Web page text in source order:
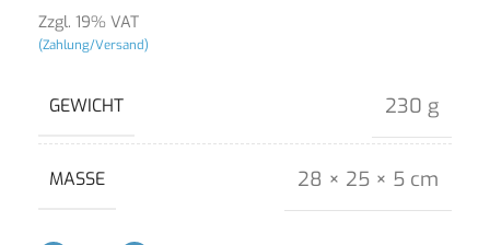
Zzgl. 19% VAT
(Zahlung/Versand)
GEWICHT 230 g
MASSE 28 × 25 × 5 cm